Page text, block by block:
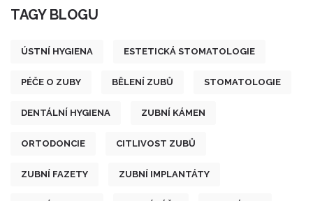
TAGY BLOGU
ÚSTNÍ HYGIENA ESTETICKÁ STOMATOLOGIE
PÉČE O ZUBY BĚLENÍ ZUBŮ STOMATOLOGIE
DENTÁLNÍ HYGIENA ZUBNÍ KÁMEN
ORTODONCIE CITLIVOST ZUBŮ
ZUBNÍ FAZETY ZUBNÍ IMPLANTÁTY